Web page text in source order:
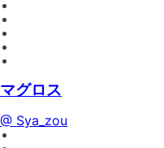
マグロス
@ Sya_zou